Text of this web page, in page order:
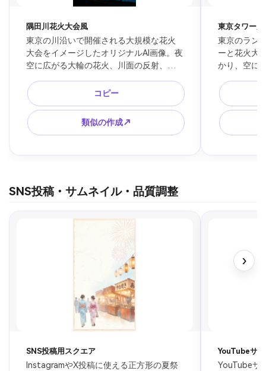
隅田川花火大会風
東京の川沿いで開催される大規模な花火
大会をイメージしたオリジナルAI画像。夜
空に広がる大輪の花火、川面の反射、浴
台、隅田川花火大会を連想させる雰囲
気、公式ロゴなし、実在ポスター風にし
ない。
コピー
類似の作成↗
東京タワー風
東京のラン
ーと花火大
かり、空に
ポスター風
いオリジナ
SNS投稿・サムネイル・品質調整
SNS投稿用スクエア
InstagramやX投稿に使える正方形の夏祭
YouTubeサ
YouTubeサ
›